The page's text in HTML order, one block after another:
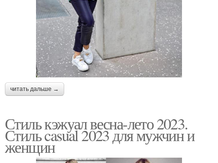
читать дальше →
Стиль кэжуал весна-лето 2023.
Стиль casual 2023 для мужчин и
женщин